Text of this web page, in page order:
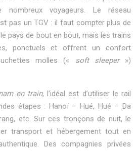
nombreux voyageurs. Le réseau
pas un TGV : il faut compter plus de
pays de bout en bout, mais les trains
ponctuels et offrent un confort
molles (« soft sleeper»)
en train, l’idéal est d’utiliser le rail
étapes : Hanoï – Hué, Hué – Da
etc. Sur ces tronçons de nuit, le
transport et hébergement tout en
Des compagnies privées